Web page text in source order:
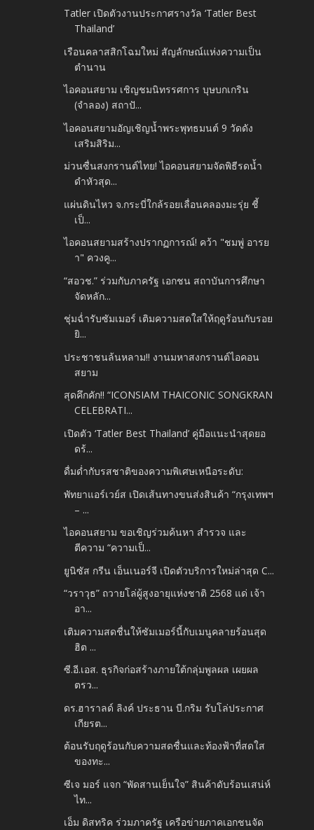
Tatler เปิดตัวงานประกาศรางวัล ‘Tatler Best
Thailand’
เรือนคลาสสิกโฉมใหม่ สัญลักษณ์แห่งความเป็น
ตำนาน
ไอคอนสยาม เชิญชมนิทรรศการ บุษบกเกริน
(จำลอง) สถาปั...
ไอคอนสยามอัญเชิญน้ำพระพุทธมนต์ 9 วัดดัง
เสริมสิริม...
ม่วนซื่นสงกรานต์ไทย! ไอคอนสยามจัดพิธีรดน้ำ
ดำหัวสุด...
แผ่นดินไหว จ.กระบี่ใกล้รอยเลื่อนคลองมะรุ่ย​ ชี้
เป็...
ไอคอนสยามสร้างปรากฏการณ์! คว้า "ชมพู่ อารย
า" ควงคู...
“สอวช.” ร่วมกับภาครัฐ เอกชน สถาบันการศึกษา
จัดหลัก...
ชุ่มฉ่ำรับซัมเมอร์​ เติมความสดใสให้ฤดูร้อนกับรอย
ยิ...
ประชาชนล้นหลาม!! งานมหาสงกรานต์ไอคอน
สยาม
สุดคึกคัก!! “ICONSIAM THAICONIC SONGKRAN
CELEBRATI...
เปิดตัว ‘Tatler Best Thailand’ คู่มือแนะนำสุดยอ
ดร้...
ดื่มด่ำกับรสชาติของความพิเศษเหนือระดับ:
พัทยาแอร์เวย์ส เปิดเส้นทางขนส่งสินค้า “กรุงเทพฯ
– ...
ไอคอนสยาม ขอเชิญร่วมค้นหา สำรวจ และ
ตีความ “ความเป็...
ยูนิซัส กรีน เอ็นเนอร์จี เปิดตัวบริการใหม่ล่าสุด C...
“วราวุธ” ถวายโล่ผู้สูงอายุแห่งชาติ 2568 แด่ เจ้า
อา...
เติมความสดชื่นให้ซัมเมอร์นี้กับเมนูคลายร้อนสุด
ฮิต ...
ซี.อี.เอส. ธุรกิจก่อสร้างภายใต้กลุ่มพูลผล เผยผล
ตรว...
ดร.ฮาราลด์ ลิงค์ ประธาน บี.กริม รับโล่ประกาศ
เกียรต...
ต้อนรับฤดูร้อนกับความสดชื่นและท้องฟ้าที่สดใส
ของทะ...
ซีเจ มอร์ แจก “พัดสานเย็นใจ” สินค้าดับร้อนเสน่ห์
ไท...
เอ็ม ดิสทริค ร่วมภาครัฐ​ เครือข่ายภาคเอกชนจัด